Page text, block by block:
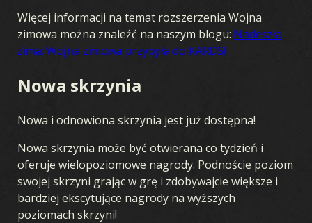
Więcej informacji na temat rozszerzenia Wojna
zimowa można znaleźć na naszym blogu: Nadeszła
zima: Wojna zimowa przybyła do KARDS!
Nowa skrzynia
Nowa i odnowiona skrzynia jest już dostępna!
Nowa skrzynia może być otwierana co tydzień i
oferuje wielopoziomowe nagrody. Podnoście poziom
swojej skrzyni grając w grę i zdobywajcie większe i
bardziej ekscytujące nagrody na wyższych
poziomach skrzyni!